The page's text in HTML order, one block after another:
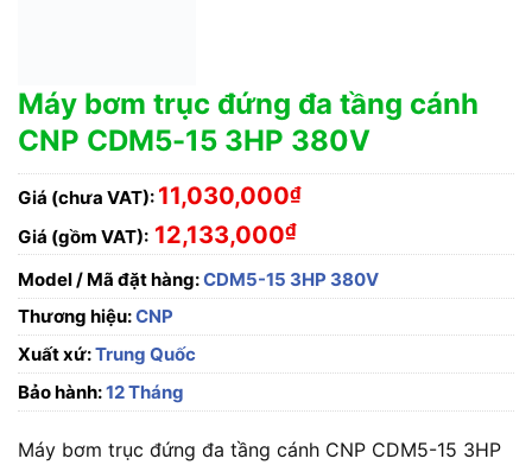
Máy bơm trục đứng đa tầng cánh
CNP CDM5-15 3HP 380V
Giá (chưa VAT): 11,030,000₫
Giá (gồm VAT): 12,133,000₫
Model / Mã đặt hàng:CDM5-15 3HP 380V
Thương hiệu:CNP
Xuất xứ:Trung Quốc
Bảo hành:12 Tháng
Máy bơm trục đứng đa tầng cánh CNP CDM5-15 3HP